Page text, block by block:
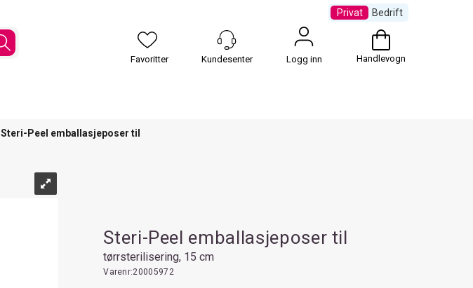
Logg inn
Privat Bedrift
Handlevogn
Steri-Peel emballasjeposer til
Steri-Peel emballasjeposer til
tørrsterilisering, 15 cm
Varenr:20005972